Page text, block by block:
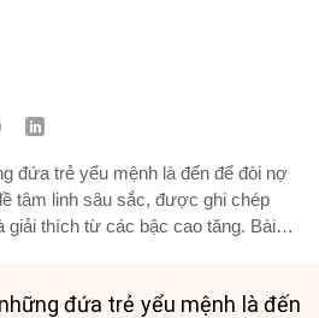
đứa trẻ yểu mệnh là đến để đòi nợ
tâm linh sâu sắc, được ghi chép
giải thích từ các bậc cao tăng. Bài
đứa trẻ yểu mệnh là đến